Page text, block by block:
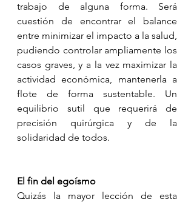
trabajo de alguna forma. Será
cuestión de encontrar el balance
entre minimizar el impacto a la salud,
pudiendo controlar ampliamente los
casos graves, y a la vez maximizar la
actividad económica, mantenerla a
flote de forma sustentable. Un
equilibrio sutil que requerirá de
precisión quirúrgica y de la
solidaridad de todos.
El fin del egoísmo
Quizás la mayor lección de esta